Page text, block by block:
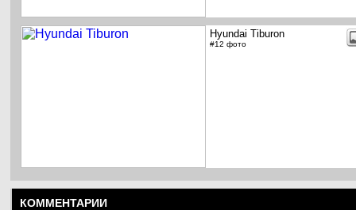
Hyundai Tiburon
#12 фото
КОММЕНТАРИИ